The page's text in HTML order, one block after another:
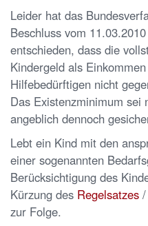
Leider hat das
Beschluss vom
entschieden, dass die
Kindergeld als
Hilfebedürftigen nicht
Das Existenzminimum sei
angeblich dennoch
Lebt ein Kind mit den
einer sogenannten
Berücksichtigung des
Kürzung des Regelsatzes
zur Folge.